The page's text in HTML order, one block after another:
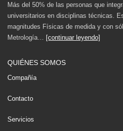
Más del 50% de las personas que
universitarios en disciplinas técnicas.
magnitudes Físicas de medida y con
Metrología… [continuar leyendo]
QUIÉNES SOMOS
Compañía
Contacto
Servicios